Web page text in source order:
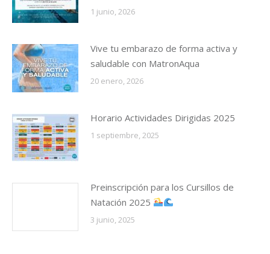
1 junio, 2026
Vive tu embarazo de forma activa y
saludable con MatronAqua
20 enero, 2026
Horario Actividades Dirigidas 2025
1 septiembre, 2025
Preinscripción para los Cursillos de
Natación 2025
3 junio, 2025